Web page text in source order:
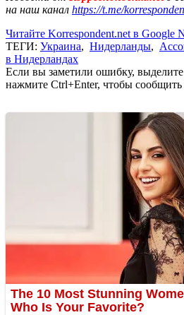
на наш канал https://t.me/
Читайте Korrespondent.net в Google
ТЕГИ: Украина, Нидерланды,
в Нидерландах
Если вы заметили ошибку,
нажмите Ctrl+Enter, чтобы сообщить